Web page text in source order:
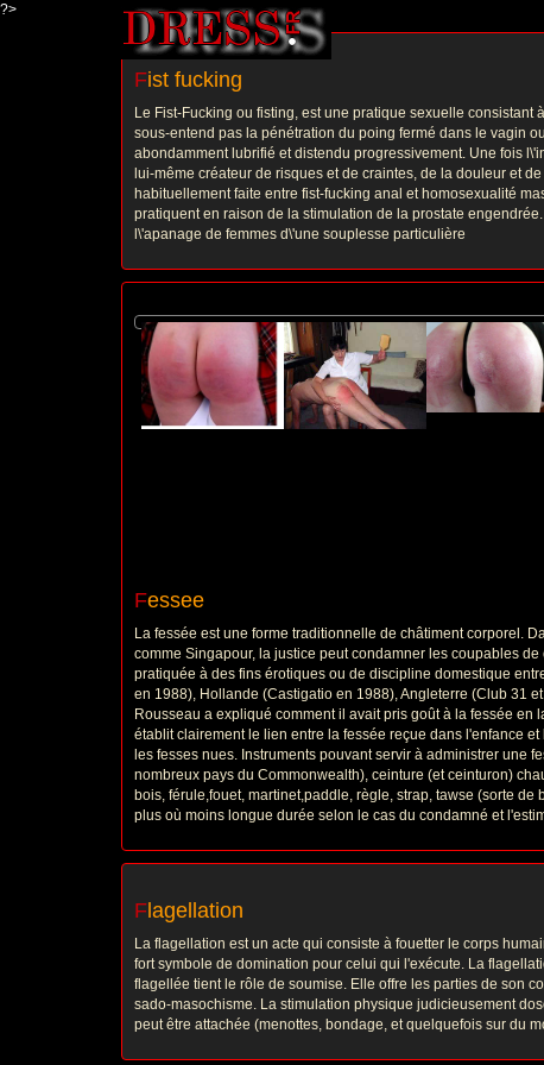
?>
Fist fucking
Le Fist-Fucking ou fisting, est une pratique sexuelle
sous-entend pas la pénétration du poing fermé dans le vagin
abondamment lubrifié et distendu progressivement. Une fois
lui-même créateur de risques et de craintes, de la douleur et
habituellement faite entre fist-fucking anal et homosexualité
pratiquent en raison de la stimulation de la prostate
l\'apanage de femmes d\'une souplesse particulière
Fessee
La fessée est une forme traditionnelle de châtiment corporel.
comme Singapour, la justice peut condamner les coupables
pratiquée à des fins érotiques ou de discipline domestique
en 1988), Hollande (Castigatio en 1988), Angleterre (Club 31
Rousseau a expliqué comment il avait pris goût à la fessée
établit clairement le lien entre la fessée reçue dans l'enfance
les fesses nues. Instruments pouvant servir à administrer une
nombreux pays du Commonwealth), ceinture (et ceinturon)
bois, férule,fouet, martinet,paddle, règle, strap, tawse (sorte
plus où moins longue durée selon le cas du condamné et
Flagellation
La flagellation est un acte qui consiste à fouetter le corps
fort symbole de domination pour celui qui l'exécute. La
flagellée tient le rôle de soumise. Elle offre les parties de son
sado-masochisme. La stimulation physique judicieusement
peut être attachée (menottes, bondage, et quelquefois sur du